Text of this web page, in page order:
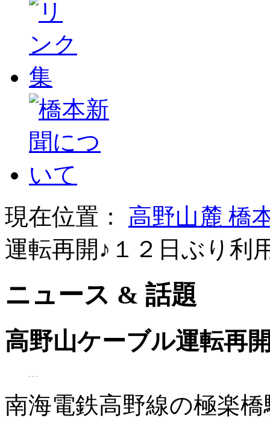
現在位置： 高野山麓 橋
運転再開♪１２日ぶり利
ニュース & 話題
高野山ケーブル運転再
南海電鉄高野線の極楽